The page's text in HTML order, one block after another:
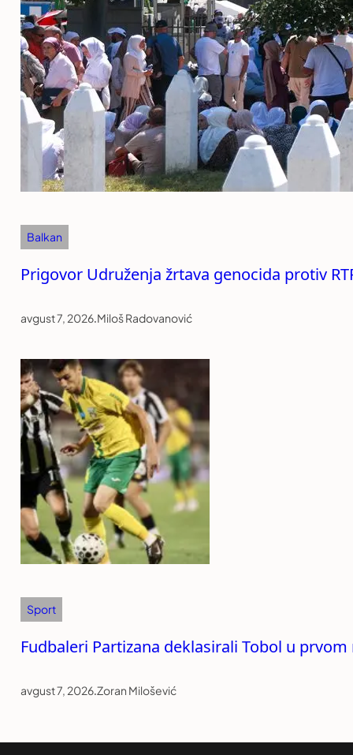
Balkan
Prigovor Udruženja žrtava genocida protiv
avgust 7, 2026.Miloš Radovanović
Sport
Fudbaleri Partizana deklasirali Tobol u
avgust 7, 2026.Zoran Milošević